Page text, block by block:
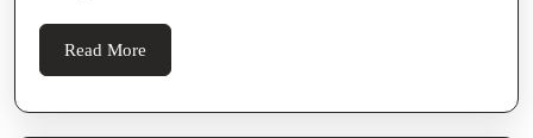
Read More
More